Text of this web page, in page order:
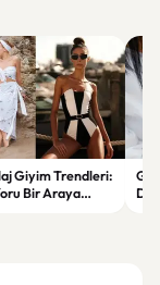
Giyim Trendleri:
Bir Araya